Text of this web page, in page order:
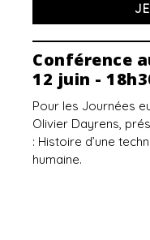
Conférence
12 juin -
Pour les Journées
Olivier Dayrens,
: Histoire d’une
humaine.